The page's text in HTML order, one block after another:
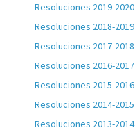
Resoluciones 2019-2020
Resoluciones 2018-2019
Resoluciones 2017-2018
Resoluciones 2016-2017
Resoluciones 2015-2016
Resoluciones 2014-2015
Resoluciones 2013-2014